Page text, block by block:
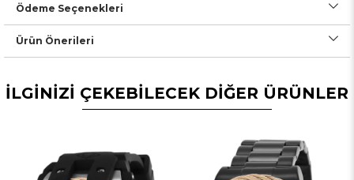
Ödeme Seçenekleri
Ürün Önerileri
İLGİNİZİ ÇEKEBİLECEK DİĞER ÜRÜNLER